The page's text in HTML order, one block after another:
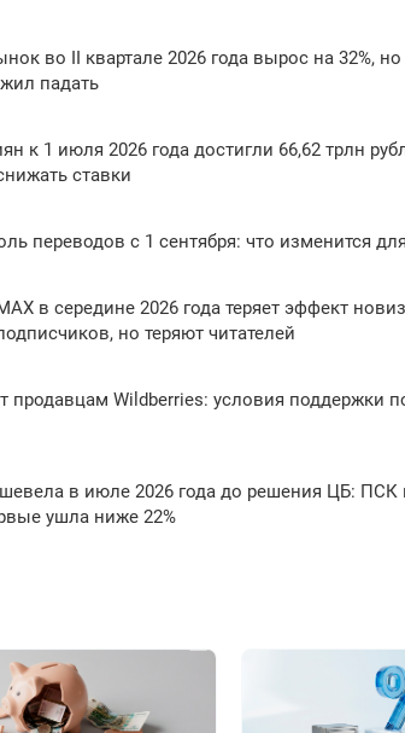
во II квартале 2026 года вырос на 32%, но
падать
к 1 июля 2026 года достигли 66,62 трлн
ставки
переводов с 1 сентября: что изменится
в середине 2026 года теряет эффект
но теряют читателей
продавцам Wildberries: условия поддержки
в июле 2026 года до решения ЦБ: ПСК
ушла ниже 22%